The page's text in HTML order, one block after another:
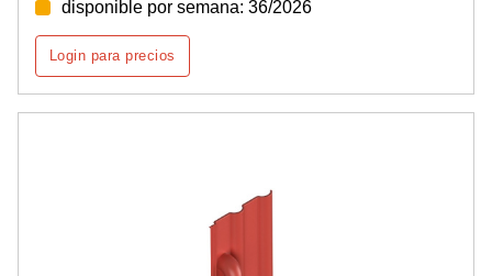
disponible por semana: 36/2026
Login para precios